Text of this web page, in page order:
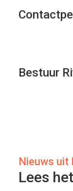
Bestuur
Nieuws uit
Lees